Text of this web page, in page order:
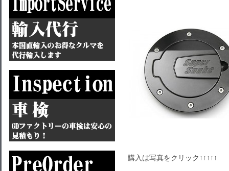
購入は写真をクリック↑↑↑↑↑